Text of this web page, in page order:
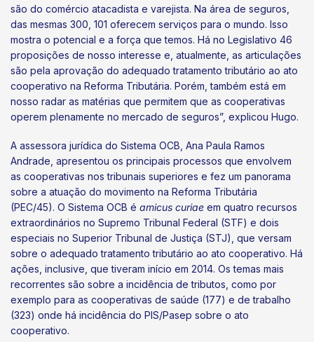
são do comércio atacadista e varejista. Na área de seguros,
das mesmas 300, 101 oferecem serviços para o mundo. Isso
mostra o potencial e a força que temos. Há no Legislativo 46
proposições de nosso interesse e, atualmente, as articulações
são pela aprovação do adequado tratamento tributário ao ato
cooperativo na Reforma Tributária. Porém, também está em
nosso radar as matérias que permitem que as cooperativas
operem plenamente no mercado de seguros”, explicou Hugo.
A assessora jurídica do Sistema OCB, Ana Paula Ramos
Andrade, apresentou os principais processos que envolvem
as cooperativas nos tribunais superiores e fez um panorama
sobre a atuação do movimento na Reforma Tributária
(PEC/45). O Sistema OCB é amicus curiae em quatro recursos
extraordinários no Supremo Tribunal Federal (STF) e dois
especiais no Superior Tribunal de Justiça (STJ), que versam
sobre o adequado tratamento tributário ao ato cooperativo. Há
ações, inclusive, que tiveram início em 2014. Os temas mais
recorrentes são sobre a incidência de tributos, como por
exemplo para as cooperativas de saúde (177) e de trabalho
(323) onde há incidência do PIS/Pasep sobre o ato
cooperativo.